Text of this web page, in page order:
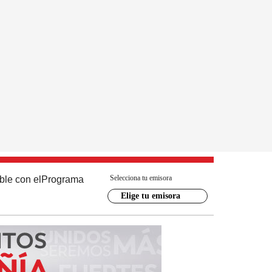
con el Programa Selecciona tu emisora
Elige tu emisora